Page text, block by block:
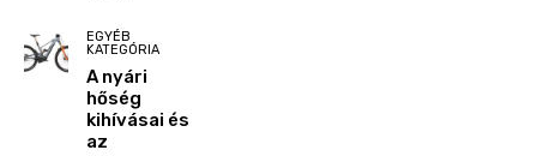
EGYÉB
KATEGÓRIA
A nyári
hőség
kihívásai és
az